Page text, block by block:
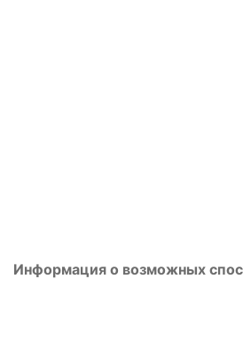
Информация о возможных